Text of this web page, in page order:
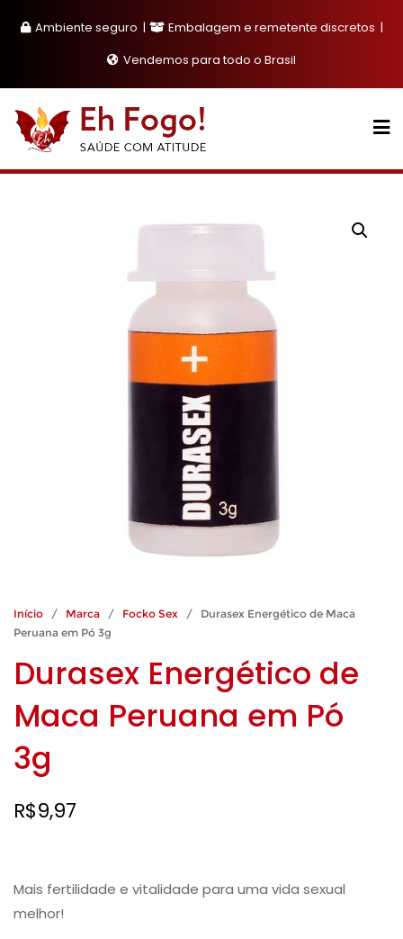
Ambiente seguro
Embalagem e remetente discretos
Vendemos para todo o Brasil
Início / Marca / Focko Sex / Durasex Energético de Maca
Peruana em Pó 3g
Durasex Energético de
Maca Peruana em Pó
3g
R$9,97
Mais fertilidade e vitalidade para uma vida sexual
melhor!